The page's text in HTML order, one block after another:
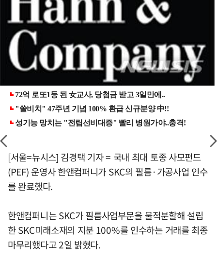
[서울=뉴시스] 김경택 기자 = 국내 최대 토종 사모펀드
(PEF) 운영사 한앤컴퍼니가 SKC의 필름·가공사업 인수
를 완료했다.
한앤컴퍼니는 SKC가 필름사업부문을 물적분할해 설립
한 SKC미래소재의 지분 100%를 인수하는 거래를 최종
마무리했다고 2일 밝혔다.